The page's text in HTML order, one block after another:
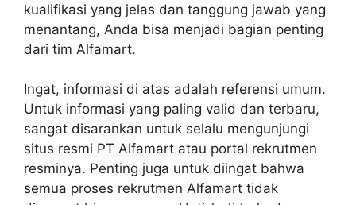
kualifikasi yang jelas dan tanggung jawab yang
menantang, Anda bisa menjadi bagian penting
dari tim Alfamart.
Ingat, informasi di atas adalah referensi umum.
Untuk informasi yang paling valid dan terbaru,
sangat disarankan untuk selalu mengunjungi
situs resmi PT Alfamart atau portal rekrutmen
resminya. Penting juga untuk diingat bahwa
semua proses rekrutmen Alfamart tidak